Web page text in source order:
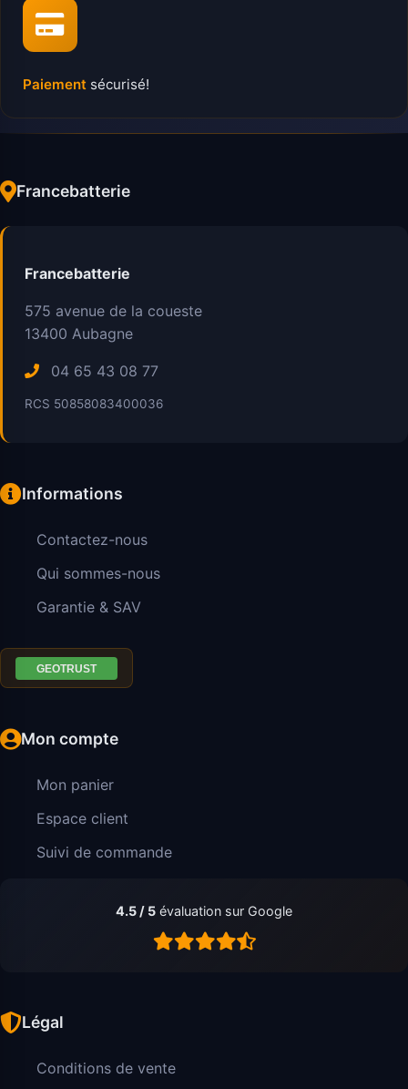
Paiement sécurisé!
Francebatterie
Francebatterie
575 avenue de la coueste
13400 Aubagne
04 65 43 08 77
RCS 50858083400036
Informations
Contactez-nous
Qui sommes-nous
Garantie & SAV
Mon compte
Mon panier
Espace client
Suivi de commande
4.5 / 5 évaluation sur Google
Légal
Conditions de vente